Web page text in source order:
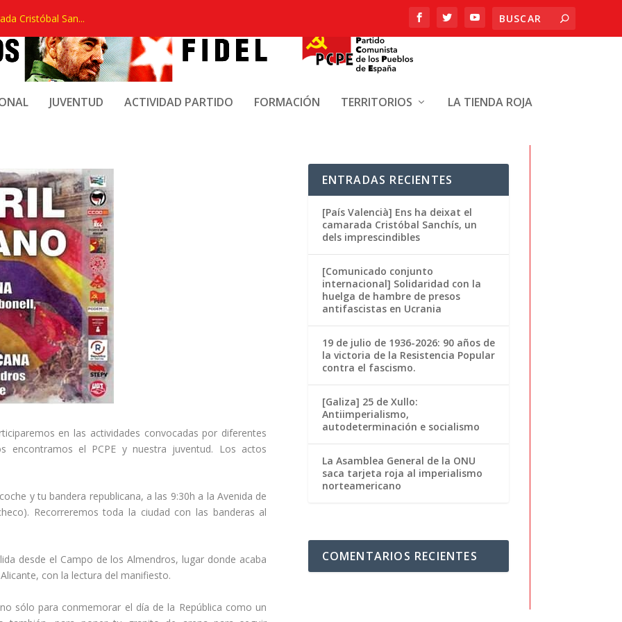
Cristóbal San...
JUVENTUD ACTIVIDAD PARTIDO FORMACIÓN TERRITORIOS LA TIENDA ROJA
en las actividades convocadas por diferentes
encontramos el PCPE y nuestra juventud. Los actos
y tu bandera republicana, a las 9:30h a la Avenida de
Recorreremos toda la ciudad con las banderas al
desde el Campo de los Almendros, lugar donde acaba
con la lectura del manifiesto.
sólo para conmemorar el día de la República como un
ENTRADAS RECIENTES
[País Valencià] Ens ha deixat el
camarada Cristóbal Sanchís, un
dels imprescindibles
[Comunicado conjunto
internacional] Solidaridad con la
huelga de hambre de presos
antifascistas en Ucrania
19 de julio de 1936-2026: 90 años de
la victoria de la Resistencia Popular
contra el fascismo.
[Galiza] 25 de Xullo:
Antiimperialismo,
autodeterminación e socialismo
La Asamblea General de la ONU
saca tarjeta roja al imperialismo
norteamericano
COMENTARIOS RECIENTES